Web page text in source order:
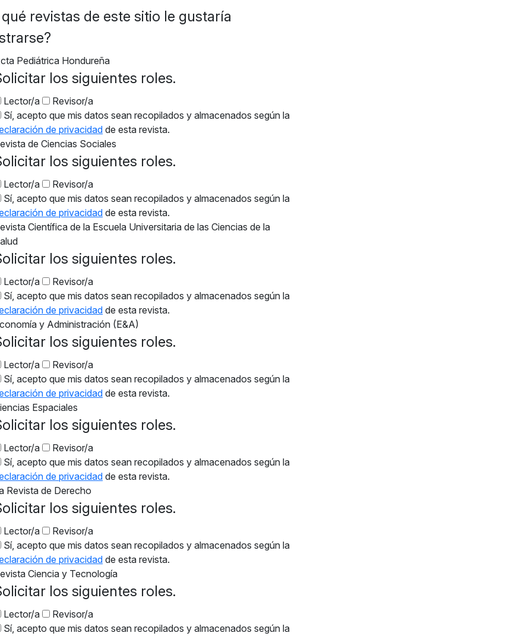
qué revistas de este sitio le gustaría
Pediátrica Hondureña
los siguientes roles.
Lector/a
Revisor/a
Sí, acepto que mis datos sean recopilados y almacenados según la
de privacidad de esta revista.
de Ciencias Sociales
los siguientes roles.
Lector/a
Revisor/a
Sí, acepto que mis datos sean recopilados y almacenados según la
de privacidad de esta revista.
Científica de la Escuela Universitaria de las Ciencias de la
los siguientes roles.
Lector/a
Revisor/a
Sí, acepto que mis datos sean recopilados y almacenados según la
de privacidad de esta revista.
y Administración (E&A)
los siguientes roles.
Lector/a
Revisor/a
Sí, acepto que mis datos sean recopilados y almacenados según la
de privacidad de esta revista.
Espaciales
los siguientes roles.
Lector/a
Revisor/a
Sí, acepto que mis datos sean recopilados y almacenados según la
de privacidad de esta revista.
Revista de Derecho
los siguientes roles.
Lector/a
Revisor/a
Sí, acepto que mis datos sean recopilados y almacenados según la
de privacidad de esta revista.
Ciencia y Tecnología
los siguientes roles.
Lector/a
Revisor/a
Sí, acepto que mis datos sean recopilados y almacenados según la